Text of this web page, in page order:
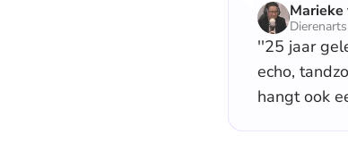
Dierenarts
''25 jaar
echo,
hangt ook